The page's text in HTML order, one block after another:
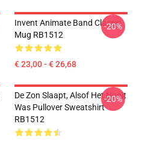
Invent Animate Band Classic
Mug RB1512
€ 23,00 - € 26,68
-20%
De Zon Slaapt, Alsof Het Nooit
Was Pullover Sweatshirt
RB1512
-20%